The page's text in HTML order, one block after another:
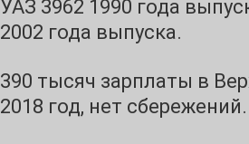
УАЗ 3962 1990 года
2002 года выпуска.
390 тысяч зарплаты в
2018 год, нет сбережений.